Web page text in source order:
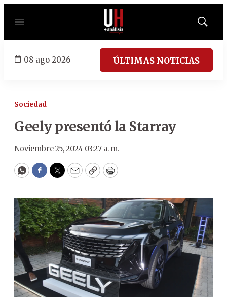
Menú
Mostrar
08 ago 2026 ÚLTIMAS NOTICIAS
Sociedad
Geely presentó la Starray
Noviembre 25, 2024 03:27 a. m.
WhatsApp
Facebook
Twitter
EmailCopyPrint